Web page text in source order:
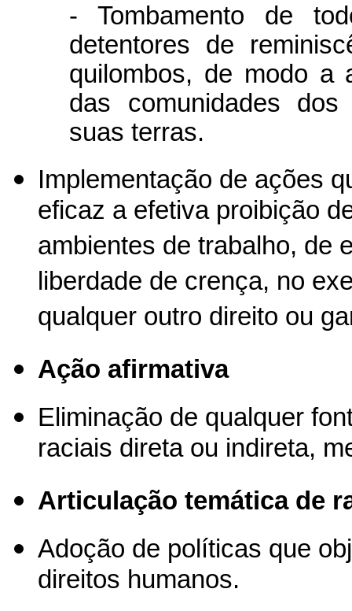
- Tombamento de
detentores de
quilombos, de modo a
das comunidades
suas terras.
Implementação de ações
eficaz a efetiva proibição
ambientes de trabalho, de
liberdade de crença, no
qualquer outro direito ou
Ação afirmativa
Eliminação de qualquer
raciais direta ou indireta,
Articulação temática de
Adoção de políticas que
direitos humanos.